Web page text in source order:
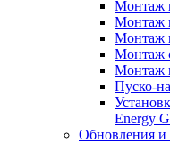
Монтаж
Монтаж
Монтаж
Монтаж
Монтаж
Пуско-
Energy
Обновления и